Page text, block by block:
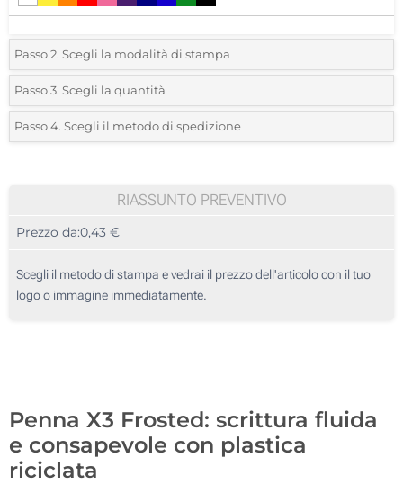
Passo 2. Scegli la modalità di stampa
*Seleziona la posizione di stampa e il colore del vostro logo:
1 Colore (Sulla clip)
3 Colori (Sulla clip)
1 Colore (Sul corpo)
Passo 3. Scegli la quantità
*Quantità desiderata:
50
125
250
Passo 4. Scegli il metodo di spedizione
RIASSUNTO PREVENTIVO
Prezzo da:0,43 €
Scegli il metodo di stampa e vedrai il prezzo dell'articolo con il tuo
logo o immagine immediatamente.
Penna X3 Frosted: scrittura fluida
e consapevole con plastica
riciclata